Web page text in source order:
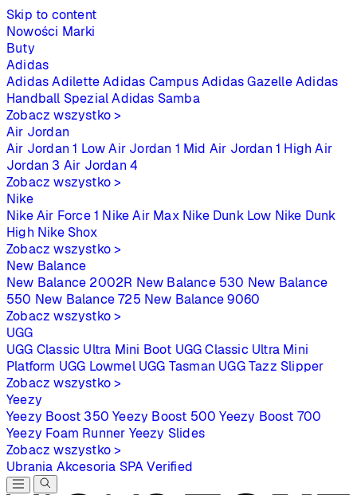
Skip to content
Nowości Marki
Buty
Adidas
Adidas Adilette Adidas Campus Adidas Gazelle Adidas
Handball Spezial Adidas Samba
Zobacz wszystko >
Air Jordan
Air Jordan 1 Low Air Jordan 1 Mid Air Jordan 1 High Air
Jordan 3 Air Jordan 4
Zobacz wszystko >
Nike
Nike Air Force 1 Nike Air Max Nike Dunk Low Nike Dunk
High Nike Shox
Zobacz wszystko >
New Balance
New Balance 2002R New Balance 530 New Balance
550 New Balance 725 New Balance 9060
Zobacz wszystko >
UGG
UGG Classic Ultra Mini Boot UGG Classic Ultra Mini
Platform UGG Lowmel UGG Tasman UGG Tazz Slipper
Zobacz wszystko >
Yeezy
Yeezy Boost 350 Yeezy Boost 500 Yeezy Boost 700
Yeezy Foam Runner Yeezy Slides
Zobacz wszystko >
Ubrania Akcesoria SPAVerified